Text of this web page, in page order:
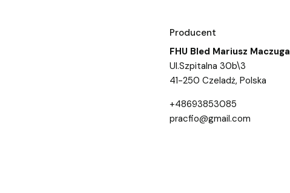
Producent
FHU Bled Mariusz Maczuga
Ul.Szpitalna 30b\3
41-250 Czeladż, Polska
+48693853085
pracfio@gmail.com